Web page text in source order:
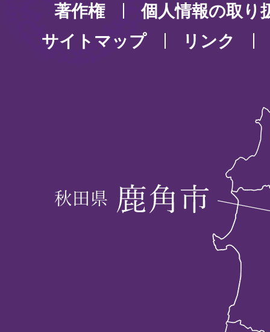
著作権
個人情報の取り
サイトマップ
リンク